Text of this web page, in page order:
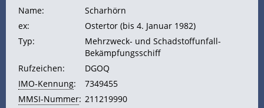
Name:
Scharhörn
ex:
Ostertor (bis 4. Januar 1982)
Typ:
Mehrzweck- und Schadstoffunfall-
Bekämpfungsschiff
Rufzeichen:
DGOQ
IMO-Kennung:
7349455
MMSI-Nummer: 211219990